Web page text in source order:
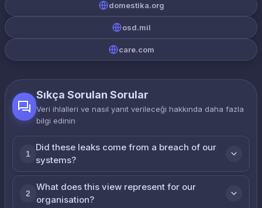
domestika.org
osd.mil
care.com
Sıkça Sorulan Sorular
Veri ihlalleri ve nasıl yanıt verileceği hakkında daha fazla
bilgi edinin
1
Did these leaks come from a breach of our
systems?
2
What does this view represent for our
organisation?